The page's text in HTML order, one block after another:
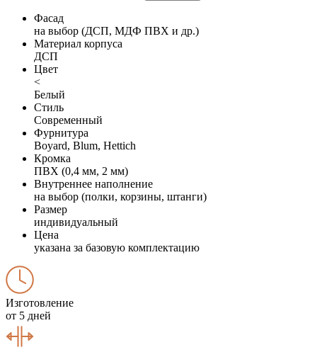
Фасад
на выбор (ДСП, МДФ ПВХ и др.)
Материал корпуса
ДСП
Цвет
<
Белый
Стиль
Современный
Фурнитура
Boyard, Blum, Hettich
Кромка
ПВХ (0,4 мм, 2 мм)
Внутреннее наполнение
на выбор (полки, корзины, штанги)
Размер
индивидуальный
Цена
указана за базовую комплектацию
Изготовление
от 5 дней